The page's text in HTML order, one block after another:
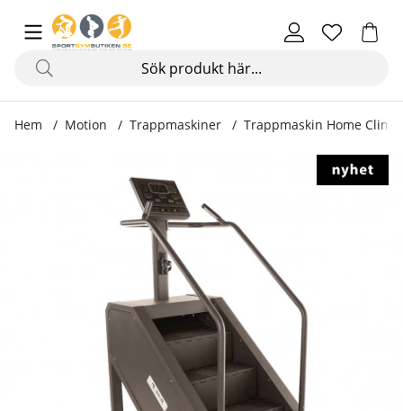
Hem Motion Trappmaskiner Trappmaskin Home